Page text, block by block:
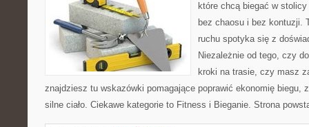
które chcą biegać w
bez chaosu i bez kontuzji.
ruchu spotyka się z
Niezależnie od tego, czy
kroki na trasie, czy masz
znajdziesz tu wskazówki pomagające poprawić ekonomię biegu,
silne ciało. Ciekawe kategorie to Fitness i Bieganie. Strona